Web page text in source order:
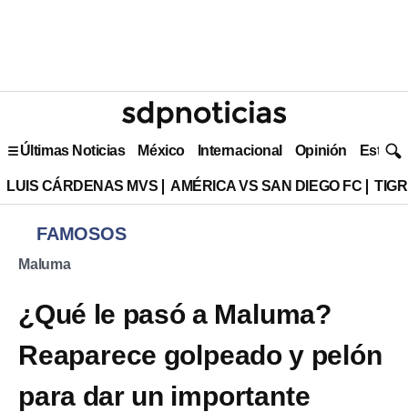
Últimas Noticias México Internacional Opinión Estilo
LUIS CÁRDENAS MVS AMÉRICA VS SAN DIEGO FC
FAMOSOS
Maluma
¿Qué le pasó a Maluma?
Reaparece golpeado y pelón
para dar un importante